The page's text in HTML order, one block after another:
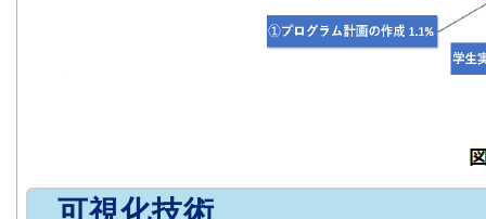
可視化技術